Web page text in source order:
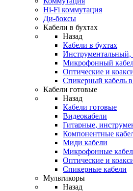
Hi-Fi коммутация
Ди-боксы
Кабели в бухтах
Назад
Кабели в бухтах
Инструментальный,
Микрофонный
Оптические и
Спикерный кабель в
Кабели готовые
Назад
Кабели готовые
Видеокабели
Гитарные,
Компонентные
Миди кабели
Микрофонные
Оптические и
Спикерные кабели
Мультикоры
Назад